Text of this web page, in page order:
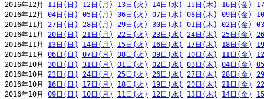
2016年12月 11日(日) 12日(月) 13日(火) 14日(水) 15日(木) 16日(金)
2016年12月 04日(日) 05日(月) 06日(火) 07日(水) 08日(木) 09日(金)
2016年11月 27日(日) 28日(月) 29日(火) 30日(水) 01日(木) 02日(金)
2016年11月 20日(日) 21日(月) 22日(火) 23日(水) 24日(木) 25日(金)
2016年11月 13日(日) 14日(月) 15日(火) 16日(水) 17日(木) 18日(金)
2016年11月 06日(日) 07日(月) 08日(火) 09日(水) 10日(木) 11日(金)
2016年10月 30日(日) 31日(月) 01日(火) 02日(水) 03日(木) 04日(金)
2016年10月 23日(日) 24日(月) 25日(火) 26日(水) 27日(木) 28日(金)
2016年10月 16日(日) 17日(月) 18日(火) 19日(水) 20日(木) 21日(金)
2016年10月 09日(日) 10日(月) 11日(火) 12日(水) 13日(木) 14日(金)